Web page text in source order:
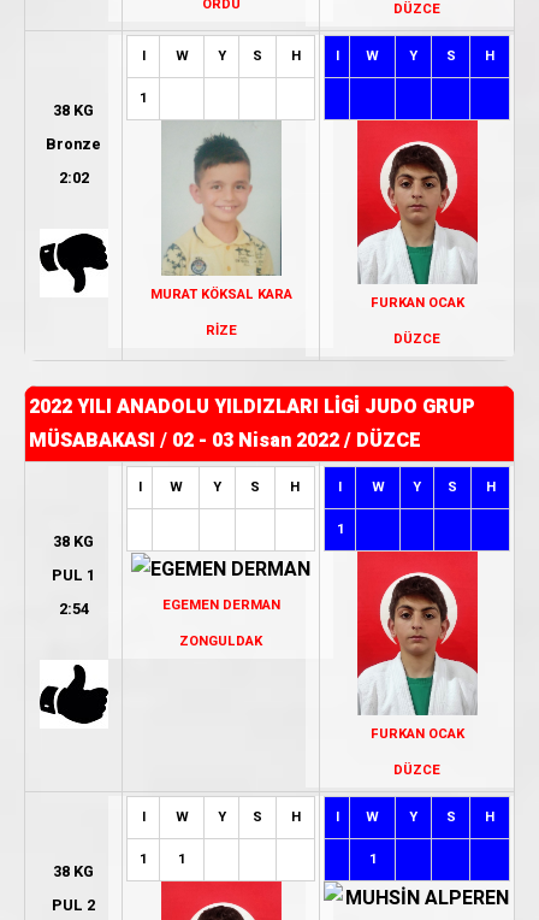
DÜZCE
38 KG
Bronze
2:02
I W Y S H
1
MURAT KÖKSAL KARA
RİZE
I W Y S H
FURKAN OCAK
DÜZCE
2022 YILI ANADOLU YILDIZLARI LİGİ JUDO GRUP
MÜSABAKASI / 02 - 03 Nisan 2022 / DÜZCE
38 KG
PUL 1
2:54
I W Y S H
EGEMEN DERMAN
ZONGULDAK
I W Y S H
1
FURKAN OCAK
DÜZCE
38 KG
PUL 2
I W Y S H
1 1
I W Y S H
1